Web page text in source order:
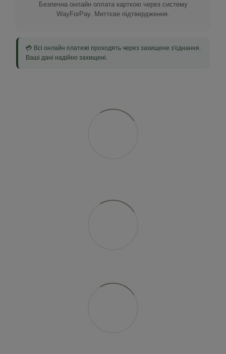
Безпечна онлайн оплата карткою через систему
WayForPay. Миттєве підтвердження.
💳 Всі онлайн платежі проходять через захищене з'єднання.
Ваші дані надійно захищені.